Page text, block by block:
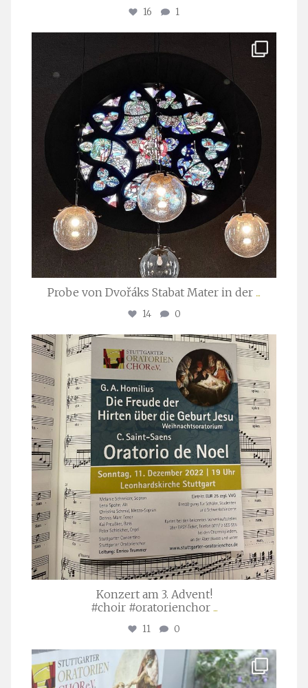
16 1
Apr. 1
Probe von Dvořáks Stabat Mater in der ...
14 0
stuttgarter_oratorienchor
Nov. 29
Konzert am 3. Advent!
#choir #oratorienchor ...
11 0
stuttgarter_oratorienchor
Juli 23